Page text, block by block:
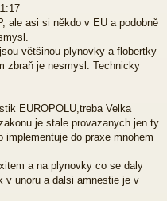
ale asi si někdo v EU a podobně
většinou plynovky a flobertky
zbraň je nesmysl. Technicky
EUROPOLU,treba Velka
je stale provazanych jen ty
do praxe mnohem
a na plynovky co se daly
v unoru a dalsi amnestie je v